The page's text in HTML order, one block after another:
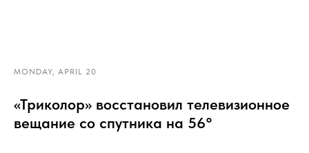
MONDAY, APRIL 20
«Триколор» восстановил телевизионное
вещание со спутника на 56°